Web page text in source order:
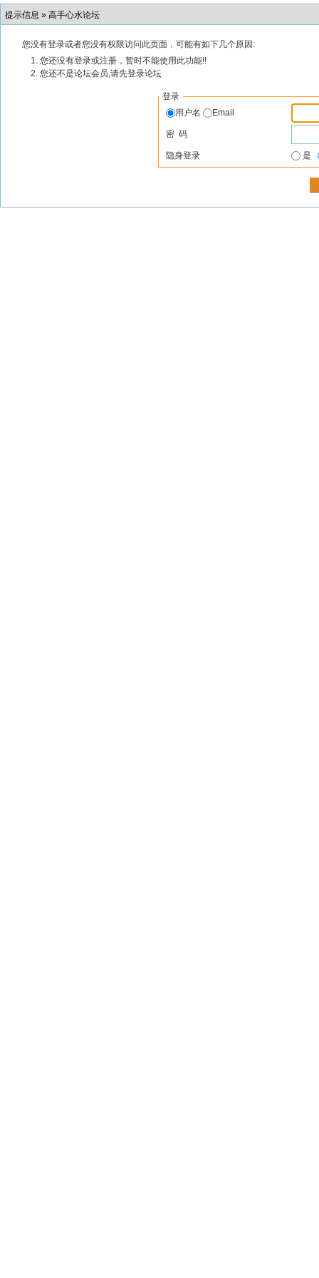
提示信息 » 高手心水论坛
您没有登录或者您没有权限访问此页面，可能有如下几个原因:
您还没有登录或注册，暂时不能使用此功能!!
您还不是论坛会员,请先登录论坛
登录
用户名
Email
密 码
隐身登录 是